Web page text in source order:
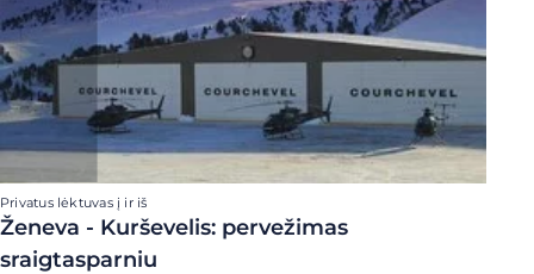
Privatus lėktuvas į ir iš
Ženeva - Kurševelis: pervežimas
sraigtasparniu